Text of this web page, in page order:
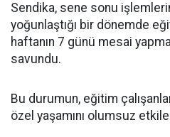
Sendika, sene sonu
yoğunlaştığı bir dönemde
haftanın 7 günü mesai
savundu.
Bu durumun, eğitim
özel yaşamını olumsuz